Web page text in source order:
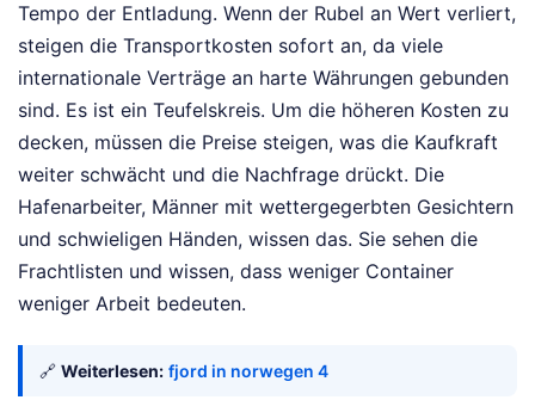
Tempo der Entladung. Wenn der Rubel an Wert verliert,
steigen die Transportkosten sofort an, da viele
internationale Verträge an harte Währungen gebunden
sind. Es ist ein Teufelskreis. Um die höheren Kosten zu
decken, müssen die Preise steigen, was die Kaufkraft
weiter schwächt und die Nachfrage drückt. Die
Hafenarbeiter, Männer mit wettergegerbten Gesichtern
und schwieligen Händen, wissen das. Sie sehen die
Frachtlisten und wissen, dass weniger Container
weniger Arbeit bedeuten.
🔗 Weiterlesen: fjord in norwegen 4